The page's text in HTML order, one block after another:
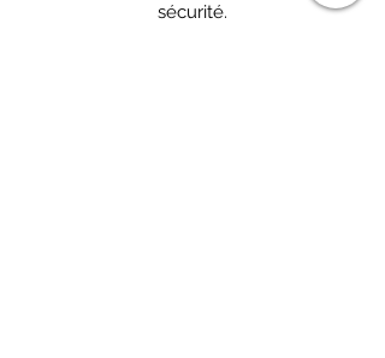
sécurité.